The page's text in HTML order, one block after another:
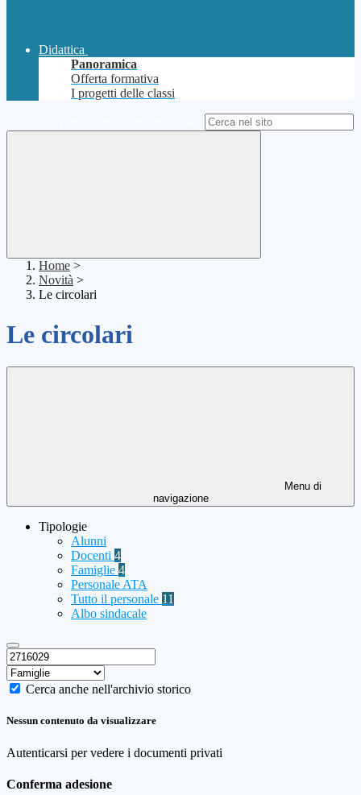
Didattica
Panoramica
Offerta formativa
I progetti delle classi
Home >
Novità >
Le circolari
Le circolari
Menu di
navigazione
Tipologie
Alunni
Docenti 4
Famiglie 4
Personale ATA
Tutto il personale 11
Albo sindacale
Cerca anche nell'archivio storico
Nessun contenuto da visualizzare
Autenticarsi per vedere i documenti privati
Conferma adesione